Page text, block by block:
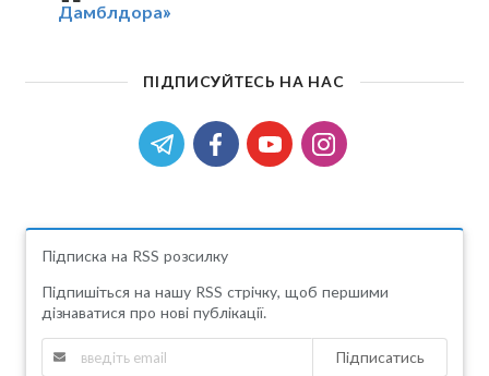
Дамблдора»
ПІДПИСУЙТЕСЬ НА НАС
Підписка на RSS розсилку
Підпишіться на нашу RSS стрічку, щоб першими
дізнаватися про нові публікації.
Підписатись